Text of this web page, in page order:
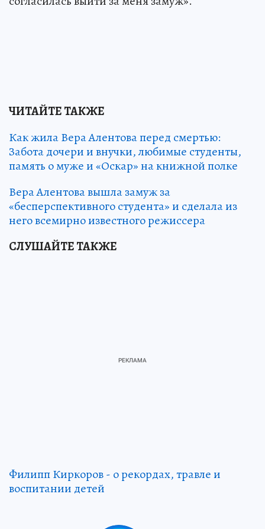
ЧИТАЙТЕ ТАКЖЕ
Как жила Вера Алентова перед смертью:
Забота дочери и внучки, любимые студенты,
память о муже и «Оскар» на книжной полке
Вера Алентова вышла замуж за
«бесперспективного студента» и сделала из
него всемирно известного режиссера
СЛУШАЙТЕ ТАКЖЕ
Филипп Киркоров - о рекордах, травле и
воспитании детей